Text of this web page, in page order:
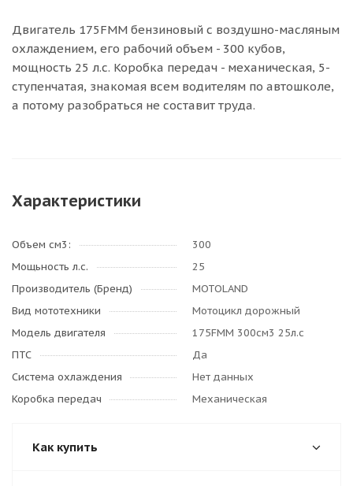
Двигатель 175FMM бензиновый с воздушно-масляным
охлаждением, его рабочий объем - 300 кубов,
мощность 25 л.с. Коробка передач - механическая, 5-
ступенчатая, знакомая всем водителям по автошколе,
а потому разобраться не составит труда.
Характеристики
Объем см3:
300
Мощьность л.с.
25
Производитель (Бренд)
MOTOLAND
Вид мототехники
Мотоцикл дорожный
Модель двигателя
175FMM 300см3 25л.с
ПТС
Да
Система охлаждения
Нет данных
Коробка передач
Механическая
Как купить